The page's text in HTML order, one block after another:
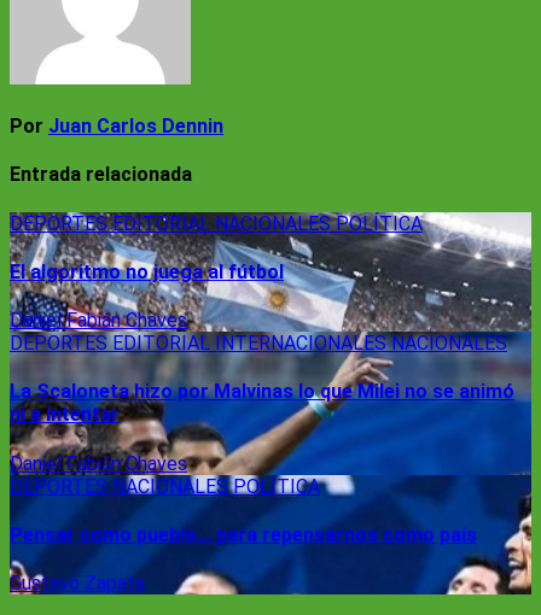
Por Juan Carlos Dennin
Entrada relacionada
DEPORTESEDITORIAL NACIONALESPOLÍTICA
El algoritmo no juega al fútbol
Daniel Fabián Chaves
DEPORTESEDITORIAL INTERNACIONALESNACIONALES
La Scaloneta hizo por Malvinas lo que Milei no se animó
ni a intentar
Daniel Fabián Chaves
DEPORTESNACIONALESPOLÍTICA
Pensar como pueblo… para repensarnos como país
Gustavo Zapata